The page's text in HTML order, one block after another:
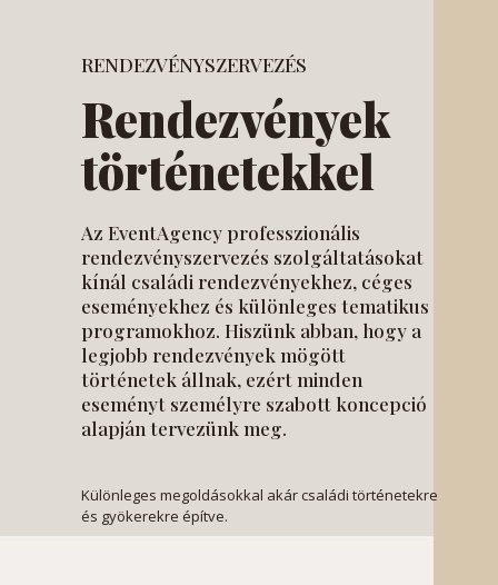
RENDEZVÉNYSZERVEZÉS
Rendezvények
történetekkel
Az EventAgency professzionális
rendezvényszervezés szolgáltatásokat
kínál családi rendezvényekhez, céges
eseményekhez és különleges tematikus
programokhoz. Hiszünk abban, hogy a
legjobb rendezvények mögött
történetek állnak, ezért minden
eseményt személyre szabott koncepció
alapján tervezünk meg.
Különleges megoldásokkal akár családi történetekre
és gyökerekre építve.